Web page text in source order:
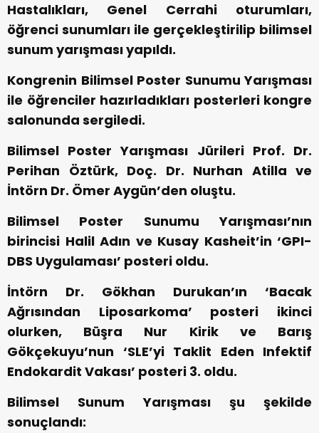
Hastalıkları, Genel Cerrahi oturumları,
öğrenci sunumları ile gerçekleştirilip bilimsel
sunum yarışması yapıldı.
Kongrenin Bilimsel Poster Sunumu Yarışması
ile öğrenciler hazırladıkları posterleri kongre
salonunda sergiledi.
Bilimsel Poster Yarışması Jürileri Prof. Dr.
Perihan Öztürk, Doç. Dr. Nurhan Atilla ve
İntörn Dr. Ömer Aygün’den oluştu.
Bilimsel Poster Sunumu Yarışması’nın
birincisi Halil Adın ve Kusay Kasheit’in ‘GPI-
DBS Uygulaması’ posteri oldu.
İntörn Dr. Gökhan Durukan’ın ‘Bacak
Ağrısından Liposarkoma’ posteri ikinci
olurken, Büşra Nur Kirik ve Barış
Gökçekuyu’nun ‘SLE’yi Taklit Eden Infektif
Endokardit Vakası’ posteri 3. oldu.
Bilimsel Sunum Yarışması şu şekilde
sonuçlandı: